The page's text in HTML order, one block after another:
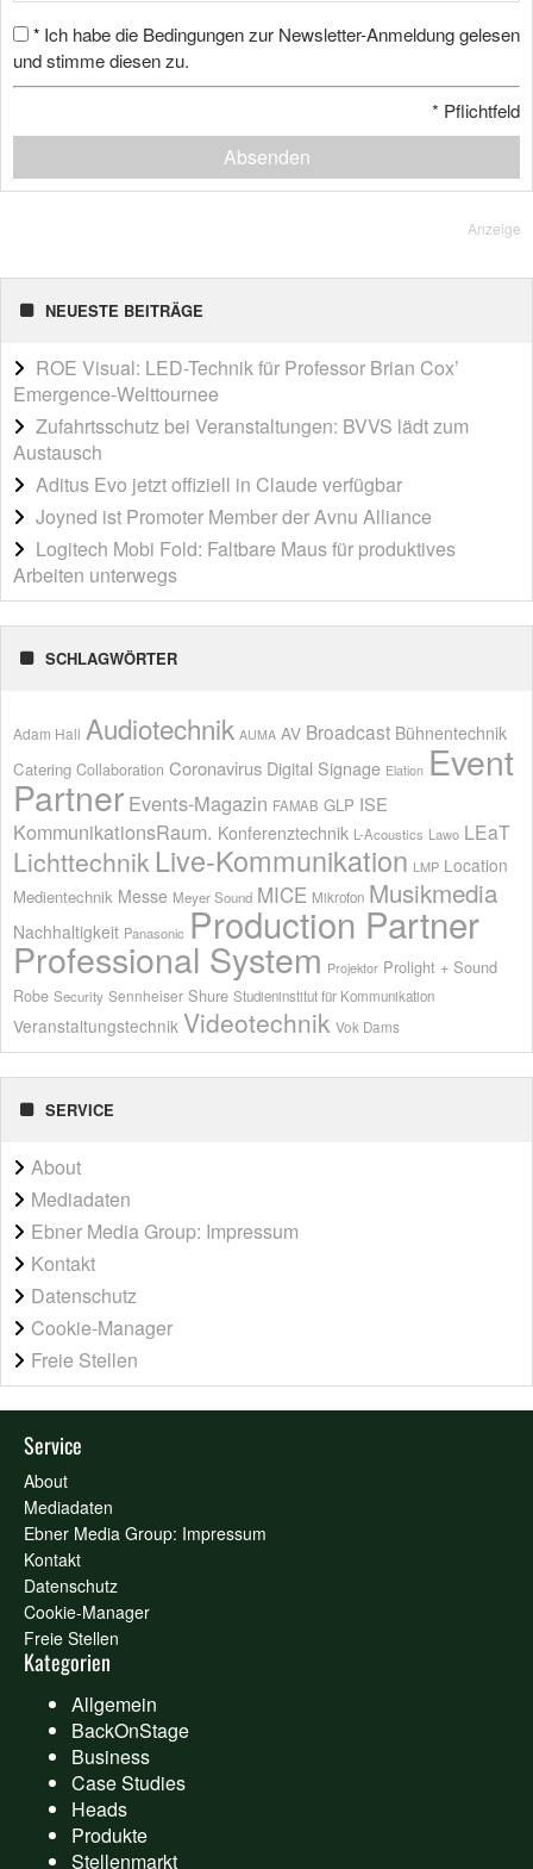
* Ich habe die Bedingungen zur Newsletter-Anmeldung gelesen
und stimme diesen zu.
* Pflichtfeld
Absenden
Anzeige
NEUESTE BEITRÄGE
ROE Visual: LED-Technik für Professor Brian Cox’
Emergence-Welttournee
Zufahrtsschutz bei Veranstaltungen: BVVS lädt zum
Austausch
Aditus Evo jetzt offiziell in Claude verfügbar
Joyned ist Promoter Member der Avnu Alliance
Logitech Mobi Fold: Faltbare Maus für produktives
Arbeiten unterwegs
SCHLAGWÖRTER
Adam Hall Audiotechnik AUMA AV Broadcast Bühnentechnik
Catering Collaboration Coronavirus Digital Signage Elation Event
Partner Events-Magazin FAMAB GLP ISE
KommunikationsRaum. Konferenztechnik L-Acoustics Lawo LEaT
Lichttechnik Live-Kommunikation LMP Location
Medientechnik Messe Meyer Sound MICE Mikrofon Musikmedia
Nachhaltigkeit Panasonic Production Partner
Professional System Projektor Prolight + Sound
Robe Security Sennheiser Shure Studieninstitut für Kommunikation
Veranstaltungstechnik Videotechnik Vok Dams
SERVICE
About
Mediadaten
Ebner Media Group: Impressum
Kontakt
Datenschutz
Cookie-Manager
Freie Stellen
Service
About
Mediadaten
Ebner Media Group: Impressum
Kontakt
Datenschutz
Cookie-Manager
Freie Stellen
Kategorien
Allgemein
BackOnStage
Business
Case Studies
Heads
Produkte
Stellenmarkt